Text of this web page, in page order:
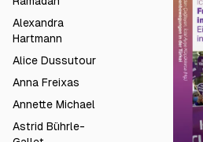
Alexandra
Hartmann
Alice Dussutour
Anna Freixas
Annette Michael
Astrid Bührle-